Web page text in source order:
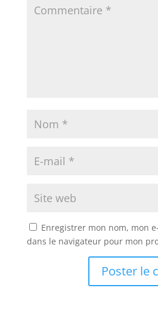
Enregistrer mon nom, mon
dans le navigateur pour mon